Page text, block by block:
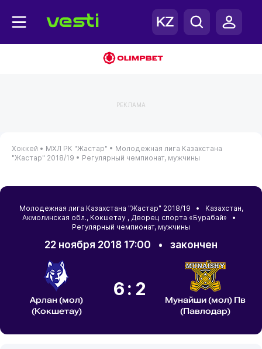
РЕКЛАМА
Хоккей • МХЛ РК "Жастар" • Молодежная лига Казахстана
"Жастар" 2018/19 • Регулярный чемпионат, мужчины
Молодежная лига Казахстана "Жастар" 2018/19 • Казахстан,
Акмолинская обл., Кокшетау , Дворец спорта «Бурабай» •
Регулярный чемпионат, мужчины
22 ноября 2018 17:00 • закончен
Арлан (мол)
(Кокшетау)
6:2
Мунайши (мол) Пв
(Павлодар)